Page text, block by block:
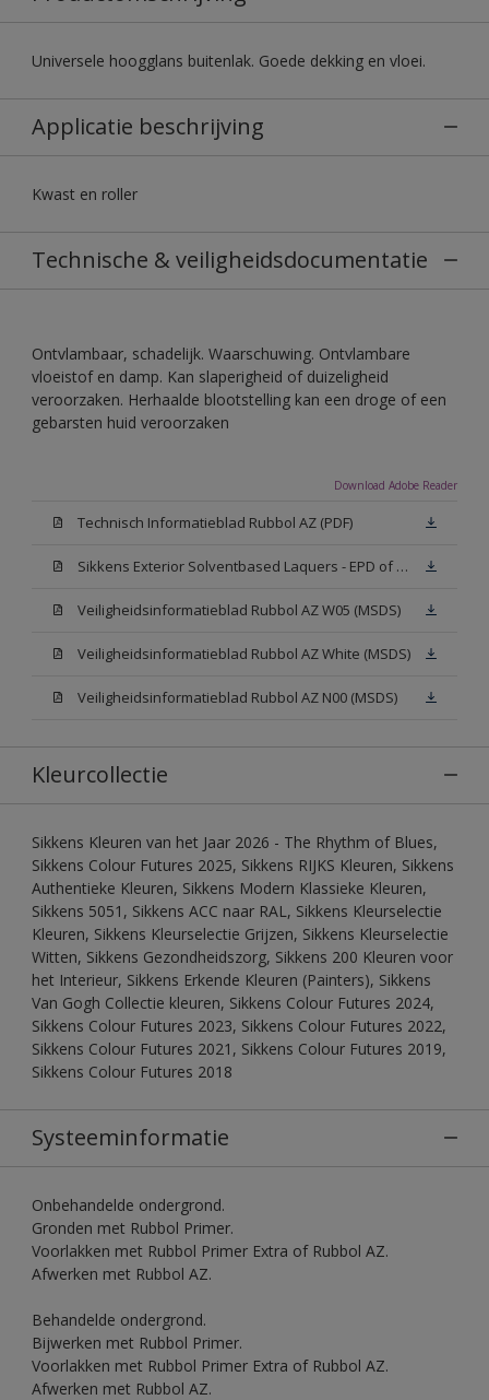
Universele hoogglans buitenlak. Goede dekking en vloei.
Applicatie beschrijving
Kwast en roller
Technische & veiligheidsdocumentatie
Ontvlambaar, schadelijk. Waarschuwing. Ontvlambare
vloeistof en damp. Kan slaperigheid of duizeligheid
veroorzaken. Herhaalde blootstelling kan een droge of een
gebarsten huid veroorzaken
Download Adobe Reader
Technisch Informatieblad Rubbol AZ (PDF)
Sikkens Exterior Solventbased Laquers - EPD of Milieuproductverklaring
Veiligheidsinformatieblad Rubbol AZ W05 (MSDS)
Veiligheidsinformatieblad Rubbol AZ White (MSDS)
Veiligheidsinformatieblad Rubbol AZ N00 (MSDS)
Kleurcollectie
Sikkens Kleuren van het Jaar 2026 - The Rhythm of Blues,
Sikkens Colour Futures 2025, Sikkens RIJKS Kleuren, Sikkens
Authentieke Kleuren, Sikkens Modern Klassieke Kleuren,
Sikkens 5051, Sikkens ACC naar RAL, Sikkens Kleurselectie
Kleuren, Sikkens Kleurselectie Grijzen, Sikkens Kleurselectie
Witten, Sikkens Gezondheidszorg, Sikkens 200 Kleuren voor
het Interieur, Sikkens Erkende Kleuren (Painters), Sikkens
Van Gogh Collectie kleuren, Sikkens Colour Futures 2024,
Sikkens Colour Futures 2023, Sikkens Colour Futures 2022,
Sikkens Colour Futures 2021, Sikkens Colour Futures 2019,
Sikkens Colour Futures 2018
Systeeminformatie
Onbehandelde ondergrond.
Gronden met Rubbol Primer.
Voorlakken met Rubbol Primer Extra of Rubbol AZ.
Afwerken met Rubbol AZ.
Behandelde ondergrond.
Bijwerken met Rubbol Primer.
Voorlakken met Rubbol Primer Extra of Rubbol AZ.
Afwerken met Rubbol AZ.